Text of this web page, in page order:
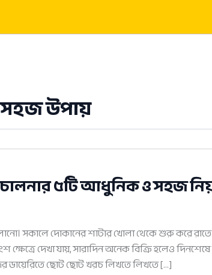
উপায়
৫টি আধুনিক ও সহজ
সকালে দোকানের শাটার খোলা থেকে শুরু করে
দেখা যায়, সারাদিন অনেক বিক্রি হলেও
ডায়েরিতে ছোট ছোট খরচ লিখতে লিখতে […]